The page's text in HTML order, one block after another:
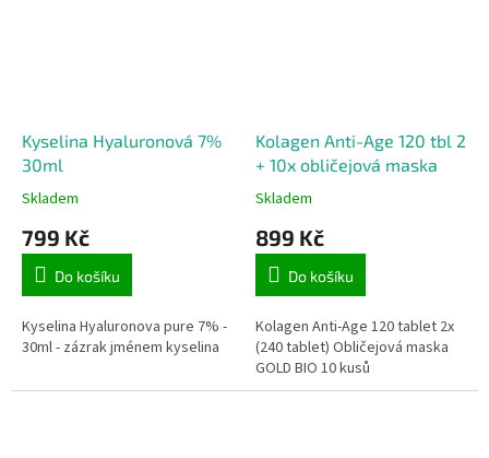
Kyselina Hyaluronová 7%
30ml
Skladem
799 Kč
Do košíku
Kyselina Hyaluronova pure 7% -
30ml - zázrak jménem kyselina
Kolagen Anti-Age 120 tbl 2
+ 10x obličejová maska
Skladem
899 Kč
Do košíku
Kolagen Anti-Age 120 tablet 2x
(240 tablet) Obličejová maska
GOLD BIO 10 kusů